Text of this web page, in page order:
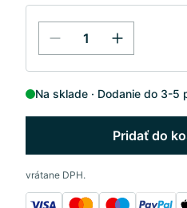
Na sklade Dodanie do 3-5
Pridať do
vrátane DPH.